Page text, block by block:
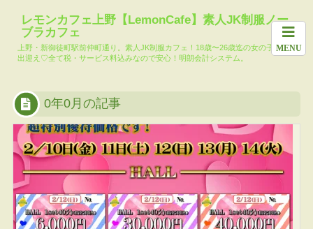
ホーム 料金システム 求人 女の子一覧
月間イベント
本日の出勤キ
ャスト
メール会員登
録
ブログ
リー池島
MENU
レモンカフェ上野【LemonCafe】素人JK制服ノー
ブラカフェ
上野・新御徒町駅前仲町通り。素人JK制服カフェ！18歳〜26歳迄の女の子達がお
出迎え♡全て税・サービス料込みなので安心！明朗会計システム。
0年0月の記事